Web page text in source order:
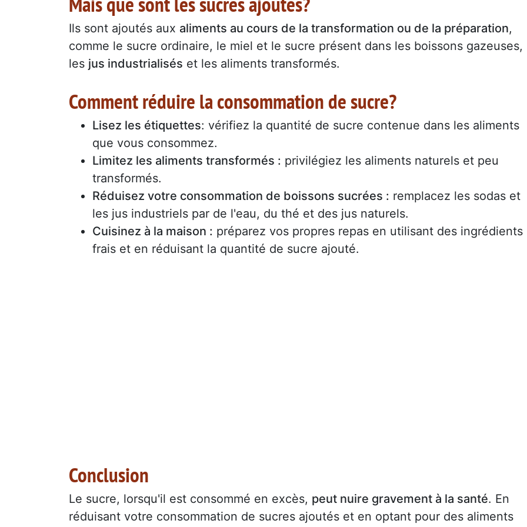
Ils sont ajoutés aux aliments au cours de la transformation ou de la préparation,
comme le sucre ordinaire, le miel et le sucre présent dans les boissons gazeuses,
les jus industrialisés et les aliments transformés.
Comment réduire la consommation de sucre?
Lisez les étiquettes: vérifiez la quantité de sucre contenue dans les aliments
que vous consommez.
Limitez les aliments transformés : privilégiez les aliments naturels et peu
transformés.
Réduisez votre consommation de boissons sucrées : remplacez les sodas et
les jus industriels par de l'eau, du thé et des jus naturels.
Cuisinez à la maison : préparez vos propres repas en utilisant des ingrédients
frais et en réduisant la quantité de sucre ajouté.
Conclusion
Le sucre, lorsqu'il est consommé en excès, peut nuire gravement à la santé. En
réduisant votre consommation de sucres ajoutés et en optant pour des aliments